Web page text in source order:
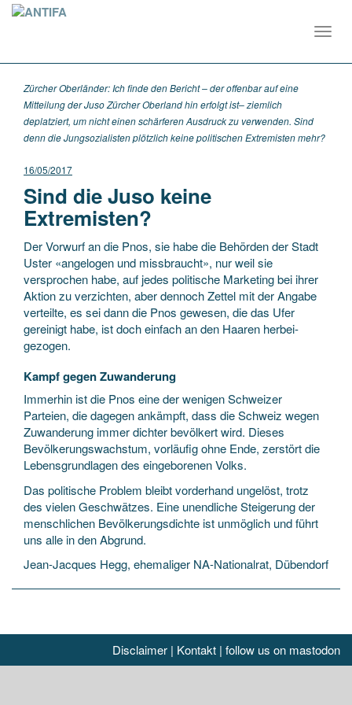
Zürcher Oberländer: Ich finde den Bericht – der offenbar auf eine
Mitteilung der Juso Zürcher Oberland hin erfolgt ist– ziemlich
deplatziert, um nicht einen schärferen Ausdruck zu verwenden. Sind
denn die Jungsozialisten plötzlich keine politischen Extremisten mehr?
16/05/2017
Sind die Juso keine
Extremisten?
Der Vorwurf an die Pnos, sie habe die Behörden der Stadt
Uster «angelogen und missbraucht», nur weil sie
versprochen habe, auf jedes politische Marketing bei ihrer
Aktion zu verzichten, aber dennoch Zettel mit der Angabe
verteilte, es sei dann die Pnos gewesen, die das Ufer
gereinigt habe, ist doch einfach an den Haaren herbei-
gezogen.
Kampf gegen Zuwanderung
Immerhin ist die Pnos eine der wenigen Schweizer
Parteien, die dagegen ankämpft, dass die Schweiz wegen
Zuwanderung immer dichter bevölkert wird. Dieses
Bevölkerungswachstum, vorläufig ohne Ende, zerstört die
Lebensgrundlagen des eingeborenen Volks.
Das politische Problem bleibt vorderhand ungelöst, trotz
des vielen Geschwätzes. Eine unendliche Steigerung der
menschlichen Bevölkerungsdichte ist unmöglich und führt
uns alle in den Abgrund.
Jean-Jacques Hegg, ehemaliger NA-Nationalrat, Dübendorf
Disclaimer | Kontakt | follow us on mastodon